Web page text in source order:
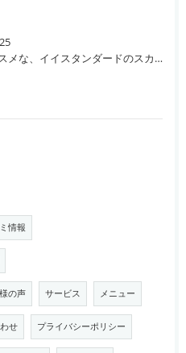
頭皮にオススメな、イイスタンダードのスカルプ系シャンプー＆トリートメントです！
情報
の声 サービス メニュー
せ プライバシーポリシー